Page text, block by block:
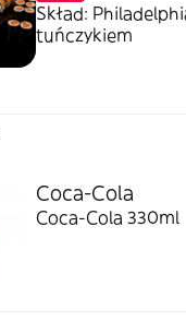
Skład:
tuńczykiem
Coca-Cola
Coca-Cola 330ml